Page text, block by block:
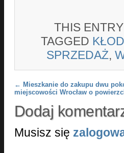
THIS
TAGGED
SPRZEDAŻ,
Post navigation
← Mieszkanie do zakupu dwu
miejscowości Wrocław o
Dodaj
Musisz się